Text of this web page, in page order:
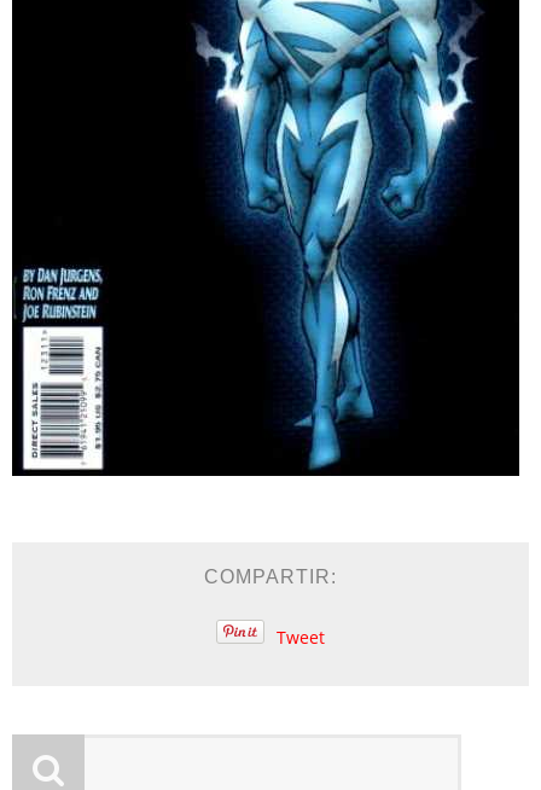
COMPARTIR:
Tweet